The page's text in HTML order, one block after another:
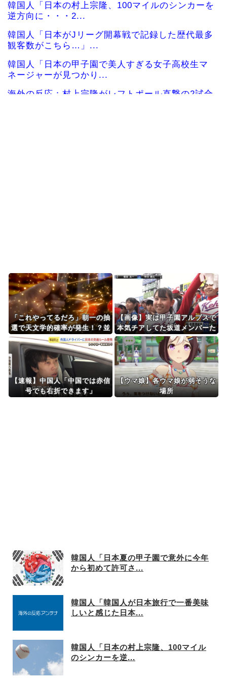
韓国人「日本の村上宗隆、100マイルのシンカーを
逆方向に・・・2...
韓国人「日本がJリーグ開幕戦で記録した歴代最多
観客数がこちら…」...
韓国人「日本の甲子園で美人すぎる女子高校生マ
ネージャーが見つかり...
海外の反応：村上宗隆がレフトポール直撃の2試合
Powered by livedoor 相互RSS
「これやってるだろ」朝一の抽
選で天文学的確率が発生！？並
んだ人とその前後で連番が出て
しまう…
【画像】実は甲子園アルプスで
本気チアしてた坂道メンバーた
ち
【速報】中国人「中国では赤信
号でも右折できます」
【ウマ娘】各ウマ娘が弱そうな
場所
韓国人「日本夏の甲子園で意外に今年
から初めて許可さ...
韓国人「韓国人が日本旅行で一番美味
しいと感じた日本...
韓国人「日本の村上宗隆、100マイル
のシンカーを逆...